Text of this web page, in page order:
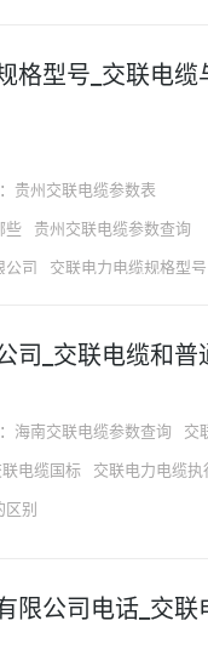
格型号_交联电缆
贵州交联电缆参数表
些
贵州交联电缆参数查询
公司
交联电力电缆规格型号
别司_交联电缆和普
海南交联电缆参数查询
交
联电缆国标
交联电力电缆执
区别
限公司电话_交